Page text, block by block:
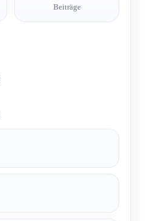
Beiträge